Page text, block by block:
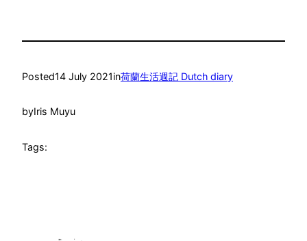
Posted14 July 2021in荷蘭生活週記 Dutch diary
byIris Muyu
Tags: